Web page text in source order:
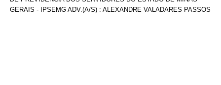
GERAIS - IPSEMG ADV.(A/S) : ALEXANDRE VALADARES PASSOS